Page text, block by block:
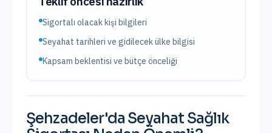
Sigortalı olacak kişi bilgileri
Seyahat tarihleri ve gidilecek ülke bilgisi
Kapsam beklentisi ve bütçe önceliği
Şehzadeler'da Seyahat Sağlık